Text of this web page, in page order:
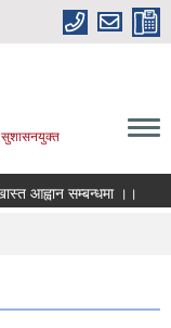
सुशासनयुक्त
आह्वान सम्बन्धमा ।।